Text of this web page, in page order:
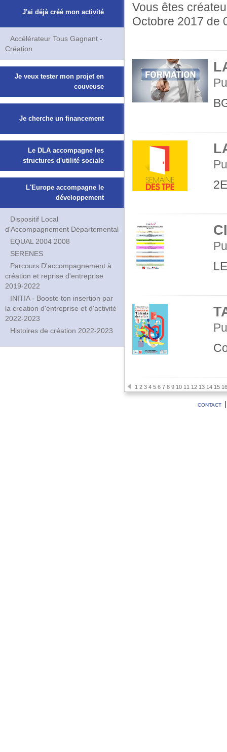
J'ai déjà créé mon activité
Accélérateur Tous Gagnant -
Création
Je veux tester mon projet en
couveuse
Je cherche un financement
Le DLA accompagne les
structures d'utilité sociale
L'Europe accompagne le
développement
Dispositif Local
d'Accompagnement Départemental
EQUAL 2004 2008
SERENES
Parcours D'accompagnement à
création et reprise d'entreprise
2019-2022
INITIA - Booste ton insertion par
la creation d'entreprise et d'activité
2022-2023
Histoires de création 2022-2023
Vous êtes
Octobre 2017 de
1 2 3 4 5 6 7 8 9 10 11 12 13 14 15 16
CONTACT